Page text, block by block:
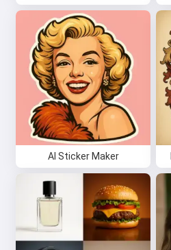
AI Sticker Maker